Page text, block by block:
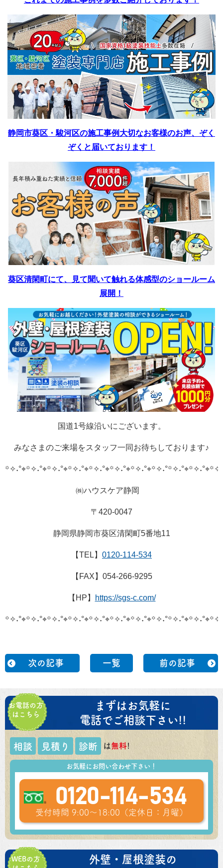
静岡市葵区・駿河区の施工事例 大切なお客様のお声、ぞく
ぞくと届いております！
葵区清閑町にて、見て聞いて触れる体感型のショールーム
展開！
国道1号線沿いにございます。
みなさまのご来場をスタッフ一同お待ちしております♪
꙳✧˖°⌖꙳✧˖°⌖꙳✧˖°⌖꙳✧˖°⌖꙳✧˖°⌖꙳✧˖°⌖꙳✧˖°⌖꙳✧˖°
㈱ハウスケア静岡
〒420-0047
静岡県静岡市葵区清閑町5番地11
【TEL】 0120-114-534
【FAX】054-266-9295
【HP】 https://sgs-c.com/
꙳✧˖°⌖꙳✧˖°⌖꙳✧˖°⌖꙳✧˖°⌖꙳✧˖°⌖꙳✧˖°⌖꙳✧˖°⌖꙳✧˖°
次の記事 一覧 前の記事
お電話の方
はこちら
まずはお気軽に
電話でご相談下さい!!
相談 見積り 診断 は無料!
お気軽にお問い合わせ下さい！
0120-114-534
受付時間 9:00～18:00（定休日：月曜）
WEBの方
外壁・屋根塗装の